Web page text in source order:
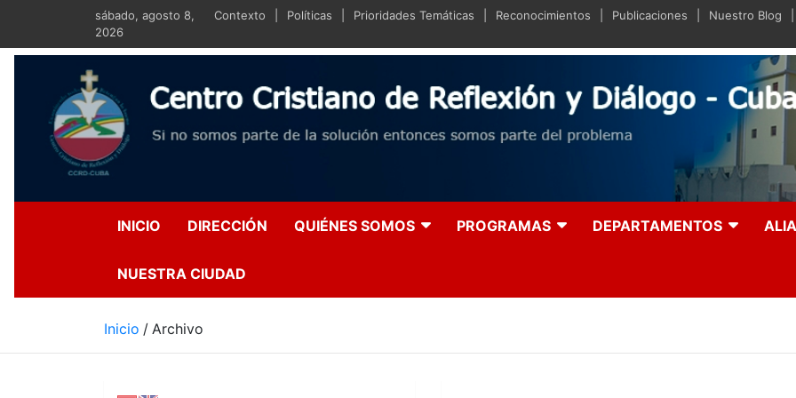
contenido
sábado, agosto 8,
2026
Contexto Políticas Prioridades Temáticas Reconocimientos Publicaciones Nuestro Blog
Centro Cristiano de Reflexión y
Si no somos parte de la solución entonces somos parte del problema
INICIO DIRECCIÓN QUIÉNES SOMOS PROGRAMAS DEPARTAMENTOS
NUESTRA CIUDAD
Inicio Archivo